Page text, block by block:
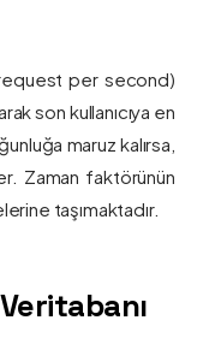
per second)
son kullanıcıya en
maruz kalırsa,
Zaman faktörünün
taşımaktadır.